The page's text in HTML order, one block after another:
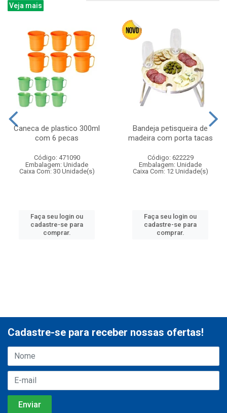
Veja mais
Caneca de plastico 300ml
com 6 pecas
Código: 471090
Embalagem: Unidade
Caixa Com: 30 Unidade(s)
Faça seu login ou
cadastre-se para
comprar.
Bandeja petisqueira de
madeira com porta tacas
Código: 622229
Embalagem: Unidade
Caixa Com: 12 Unidade(s)
Faça seu login ou
cadastre-se para
comprar.
Cadastre-se para receber nossas ofertas!